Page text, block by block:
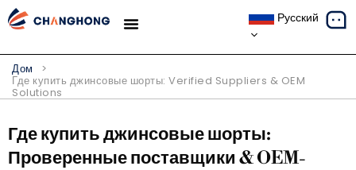
Русский
Дом >
Где купить джинсовые шорты: Verified Suppliers & OEM
Solutions
Где купить джинсовые шорты:
Проверенные поставщики & OEM-